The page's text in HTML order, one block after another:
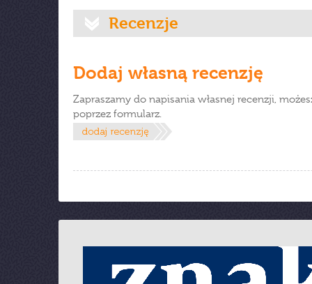
Recenzje
Dodaj własną recenzję
Zapraszamy do napisania własnej recenzji,
poprzez formularz.